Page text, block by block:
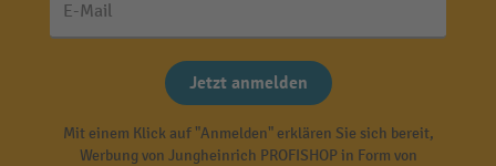
E-Mail
Jetzt anmelden
Mit einem Klick auf "Anmelden" erklären Sie sich bereit,
Werbung von Jungheinrich PROFISHOP in Form von